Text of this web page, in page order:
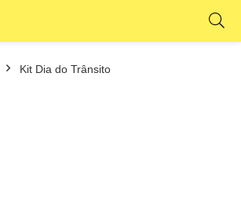
Kit Dia do Trânsito